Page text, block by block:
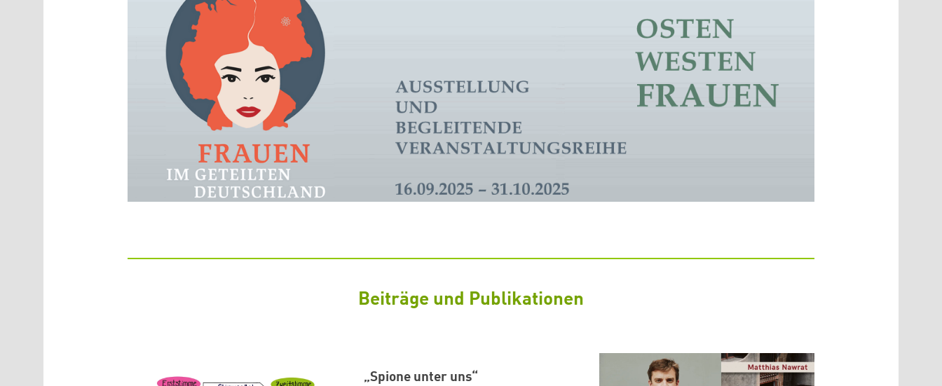
Beiträge und Publikationen
„Spione unter uns“